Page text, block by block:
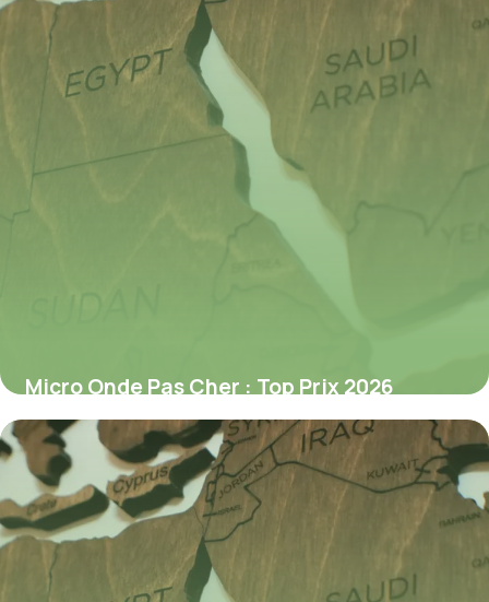
Micro Onde Pas Cher : Top Prix 2026
3 juillet 2026